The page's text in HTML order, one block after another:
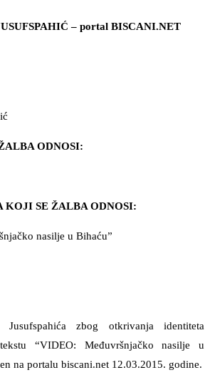
– portal BISCANI.NET
ODNOSI:
KOJI SE ŽALBA ODNOSI:
nasilje u Bihaću”
zbog otkrivanja identiteta
“VIDEO: Međuvršnjačko nasilje u
na portalu biscani.net 12.03.2015. godine.